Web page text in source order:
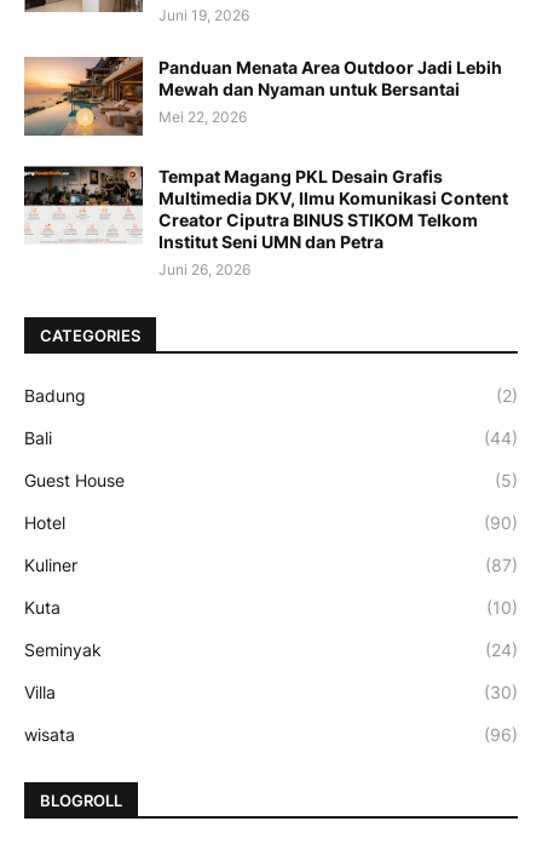
Juni 19, 2026
Panduan Menata Area Outdoor Jadi Lebih
Mewah dan Nyaman untuk Bersantai
Mei 22, 2026
Tempat Magang PKL Desain Grafis
Multimedia DKV, Ilmu Komunikasi Content
Creator Ciputra BINUS STIKOM Telkom
Institut Seni UMN dan Petra
Juni 26, 2026
CATEGORIES
Badung (2)
Bali (44)
Guest House (5)
Hotel (90)
Kuliner (87)
Kuta (10)
Seminyak (24)
Villa (30)
wisata (96)
BLOGROLL